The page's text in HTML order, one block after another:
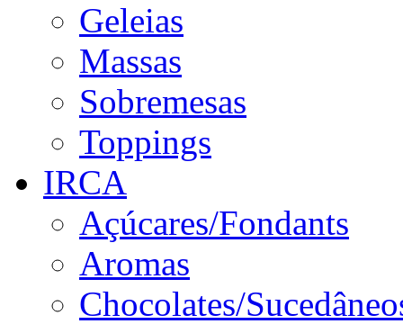
Geleias
Massas
Sobremesas
Toppings
IRCA
Açúcares/Fondants
Aromas
Chocolates/